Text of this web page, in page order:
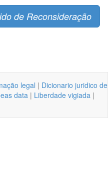
de Reconsideração
legal | Dicionario juridico de
data | Liberdade vigiada |